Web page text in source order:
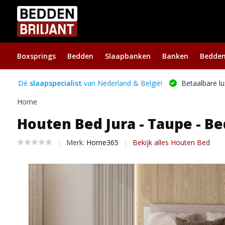
Boxsprings Bedden Slaapbanken Banken
Dé slaapspecialist van Nederland & België!
Betaalbare
Home
Houten Bed Jura - Taupe -
Merk: Home365 Bekijk alles Houten Bed